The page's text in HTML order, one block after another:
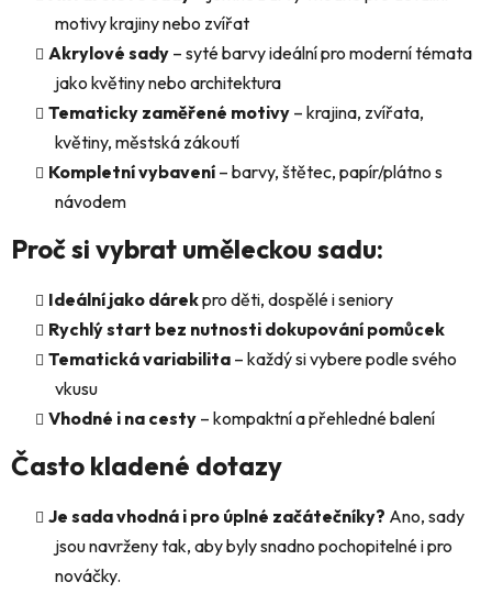
i
s
u
motivy krajiny nebo zvířat
Akrylové sady – syté barvy ideální pro moderní témata
jako květiny nebo architektura
Tematicky zaměřené motivy – krajina, zvířata,
květiny, městská zákoutí
Kompletní vybavení – barvy, štětec, papír/plátno s
návodem
Proč si vybrat uměleckou sadu:
Ideální jako dárekpro děti, dospělé i seniory
Rychlý start bez nutnosti dokupování pomůcek
Tematická variabilita – každý si vybere podle svého
vkusu
Vhodné i na cesty – kompaktní a přehledné balení
Často kladené dotazy
Je sada vhodná i pro úplné začátečníky? Ano, sady
jsou navrženy tak, aby byly snadno pochopitelné i pro
nováčky.